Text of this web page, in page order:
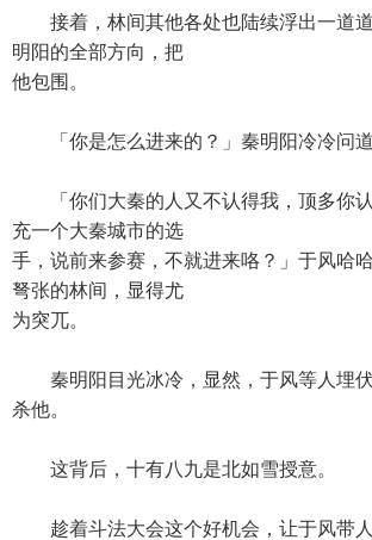
接着，林间其他各处也陆续浮出一道道
明阳的全部方向，把
他包围。
「你是怎么进来的？」秦明阳冷冷问道
「你们大秦的人又不认得我，顶多你认
充一个大秦城市的选
手，说前来参赛，不就进来咯？」于风哈
弩张的林间，显得尤
为突兀。
秦明阳目光冰冷，显然，于风等人埋伏
杀他。
这背后，十有八九是北如雪授意。
趁着斗法大会这个好机会，让于风带